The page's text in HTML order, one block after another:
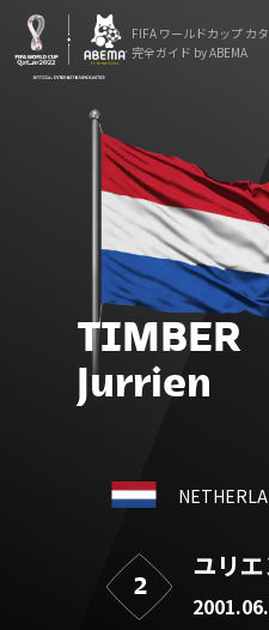
FIFA ワールドカップ カ
完全ガイド by ABEMA
ニュース
出場国
Teams
日本代表
Team Japan
日程・結果
ランキング
大会について
TIMBER
Jurrien
2
ユリ